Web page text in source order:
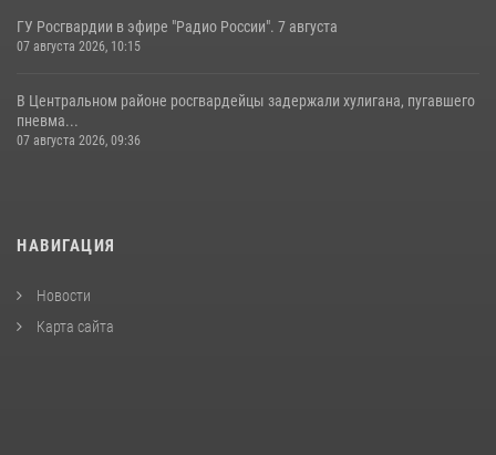
ГУ Росгвардии в эфире "Радио России". 7 августа
07 августа 2026, 10:15
В Центральном районе росгвардейцы задержали хулигана, пугавшего
пневма...
07 августа 2026, 09:36
НАВИГАЦИЯ
Новости
Карта сайта